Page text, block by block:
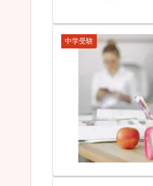
中学受験